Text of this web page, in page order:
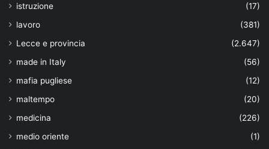
istruzione
(17)
lavoro
(381)
Lecce e provincia
(2.647)
made in Italy
(56)
mafia pugliese
(12)
maltempo
(20)
medicina
(226)
medio oriente
(1)